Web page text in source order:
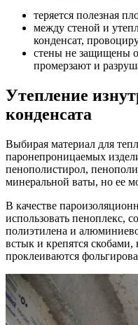
теряется полезная
между стеной и
конденсат,
стены не защищены
промерзают и
Утепление
конденсата
Выбирая материал для
паронепроницаемых
пенополистирол,
минеральной ваты, но ее
В качестве
использовать пеноплекс,
полиэтилена и
встык и крепятся скобами,
проклеиваются